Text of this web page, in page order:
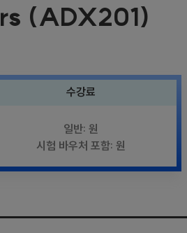
(ADX201)
수강료
일반: 원
시험 바우처 포함: 원